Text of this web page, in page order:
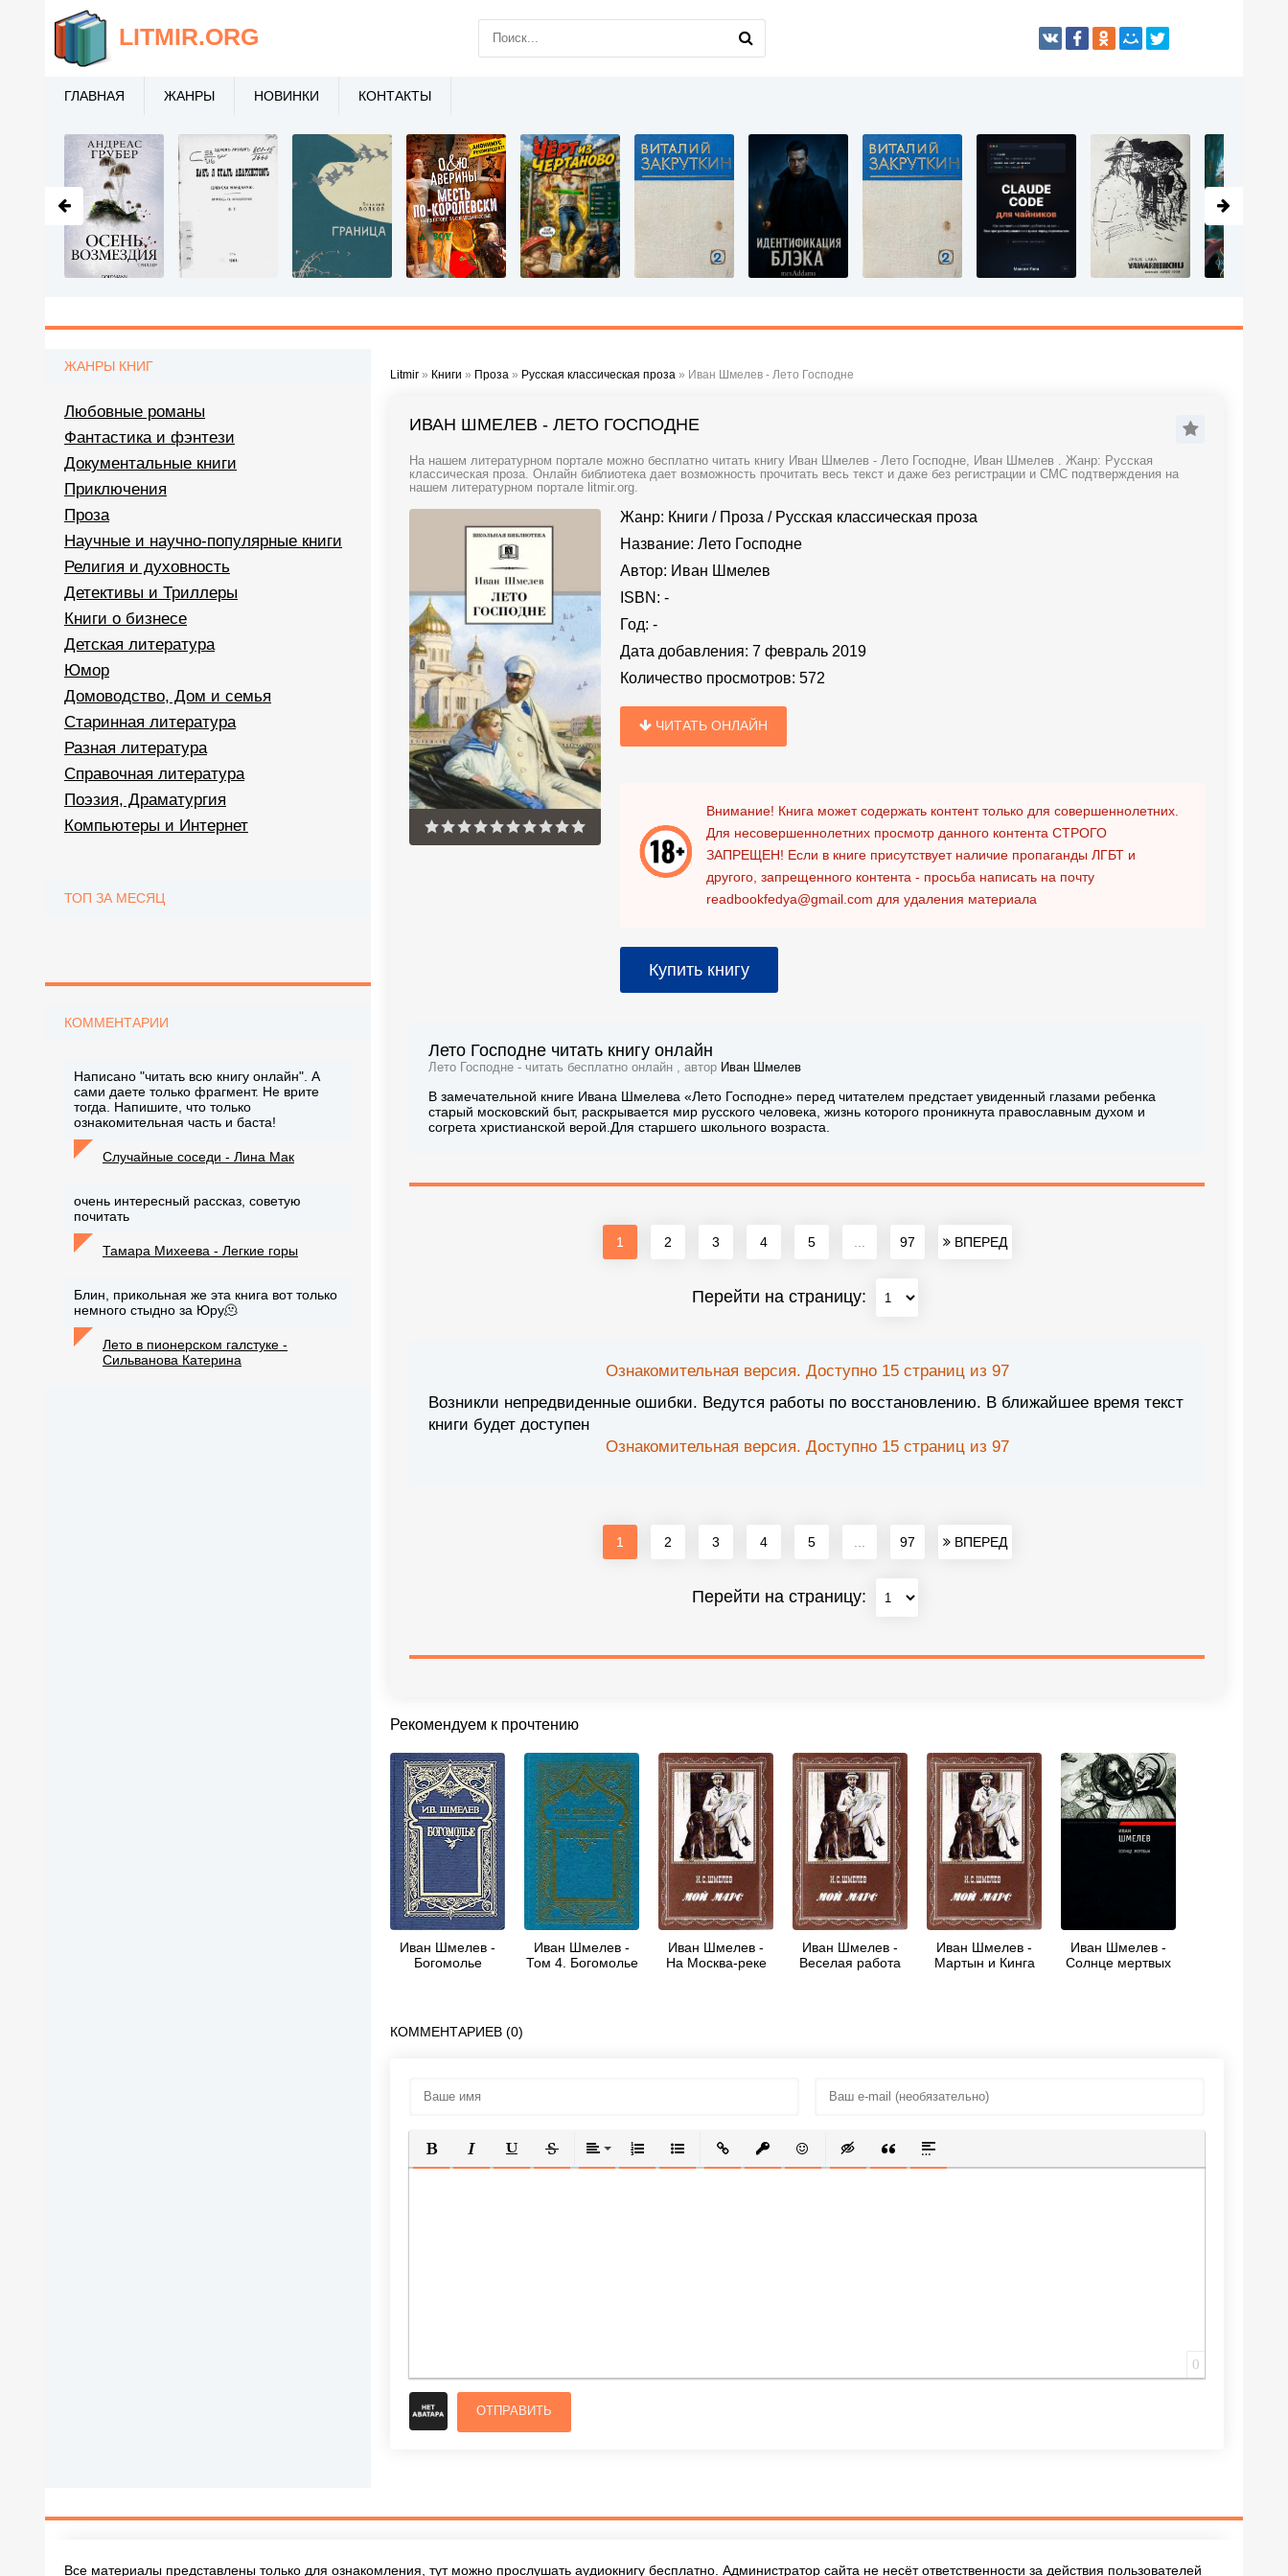
Litmir » Книги » Проза » Русская классическая проза » Иван Шмелев - Лето Господне
ИВАН ШМЕЛЕВ - ЛЕТО ГОСПОДНЕ
На нашем литературном портале можно бесплатно читать книгу Иван Шмелев - Лето Господне, Иван Шмелев . Жанр: Русская
классическая проза. Онлайн библиотека дает возможность прочитать весь текст и даже без регистрации и СМС подтверждения на
нашем литературном портале litmir.org.
Жанр: Книги / Проза / Русская классическая проза
Название: Лето Господне
Автор: Иван Шмелев
ISBN: -
Год: -
Дата добавления: 7 февраль 2019
Количество просмотров: 572
ЧИТАТЬ ОНЛАЙН
Внимание! Книга может содержать контент только для совершеннолетних.
Для несовершеннолетних просмотр данного контента СТРОГО
ЗАПРЕЩЕН! Если в книге присутствует наличие пропаганды ЛГБТ и
другого, запрещенного контента - просьба написать на почту
readbookfedya@gmail.com для удаления материала
Купить книгу
Лето Господне читать книгу онлайн
Лето Господне - читать бесплатно онлайн , автор Иван Шмелев
В замечательной книге Ивана Шмелева «Лето Господне» перед читателем предстает увиденный глазами ребенка
старый московский быт, раскрывается мир русского человека, жизнь которого проникнута православным духом и
согрета христианской верой.Для старшего школьного возраста.
1 2 3 4 5 97 ВПЕРЕД
Перейти на страницу:
Ознакомительная версия. Доступно 15 страниц из 97
Возникли непредвиденные ошибки. Ведутся работы по восстановлению. В ближайшее время текст
книги будет доступен
Ознакомительная версия. Доступно 15 страниц из 97
1 2 3 4 5 97 ВПЕРЕД
Перейти на страницу:
Рекомендуем к прочтению
Иван Шмелев -
Богомолье
Иван Шмелев -
Том 4. Богомолье
Иван Шмелев -
На Москва-реке
Иван Шмелев -
Веселая работа
Иван Шмелев -
Мартын и Кинга
Иван Шмелев -
Солнце мертвых
КОММЕНТАРИЕВ (0)
ПОЛУЖИРНЫЙ
КУРСИВПОДЧЕРКНУТЫЙ
ЗАЧЕРКНУТЫЙВЫРАВНИВАНИЕ
НУМЕРОВАННЫЙ СПИСОК
МАРКИРОВАННЫЙ СПИСОК
ВСТАВИТЬ ССЫЛКУ
ВСТАВИТЬ ЗАЩИЩЕННУЮ ССЫЛКУ
ВСТАВИТЬ СМАЙЛИК
ВСТАВКА СКРЫТОГО ТЕКСТА
ВСТАВКА ЦИТАТЫ
ВСТАВКА СПОЙЛЕРА
0
ОТПРАВИТЬ
ЖАНРЫ КНИГ
Любовные романы
Фантастика и фэнтези
Документальные книги
Приключения
Проза
Научные и научно-популярные книги
Религия и духовность
Детективы и Триллеры
Книги о бизнесе
Детская литература
Юмор
Домоводство, Дом и семья
Старинная литература
Разная литература
Справочная литература
Поэзия, Драматургия
Компьютеры и Интернет
ТОП ЗА МЕСЯЦ
КОММЕНТАРИИ
Написано "читать всю книгу онлайн". А
сами даете только фрагмент. Не врите
тогда. Напишите, что только
ознакомительная часть и баста!
Случайные соседи - Лина Мак
очень интересный рассказ, советую
почитать
Тамара Михеева - Легкие горы
Блин, прикольная же эта книга вот только
немного стыдно за Юру🫠
Лето в пионерском галстуке -
Сильванова Катерина
LITMIR.ORG
ГЛАВНАЯ ЖАНРЫ НОВИНКИ КОНТАКТЫ
Все материалы представлены только для ознакомления, тут можно прослушать аудиокнигу бесплатно. Администратор сайта не несёт ответственности за действия пользователей